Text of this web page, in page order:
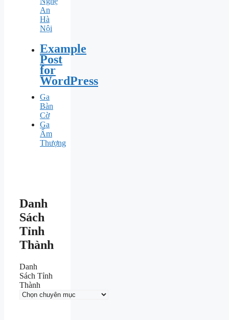
An
Hà
Nội
Example
Post
for
WordPress
Ga
Bàn
Cờ
Ga
Ấm
Thượng
Danh
Sách
Tỉnh
Thành
Danh
Sách Tỉnh
Thành